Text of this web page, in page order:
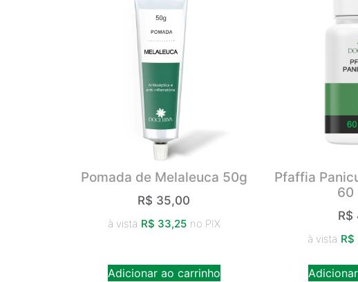
Pomada de Melaleuca 50g
R$ 35,00
à vista R$ 33,25 no PIX
Adicionar ao carrinho
Pfaffia
60
R$
à vista R$